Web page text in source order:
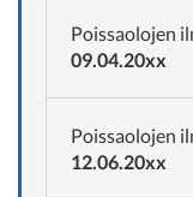
Poissaolojen
09.04.20xx
Poissaolojen
12.06.20xx